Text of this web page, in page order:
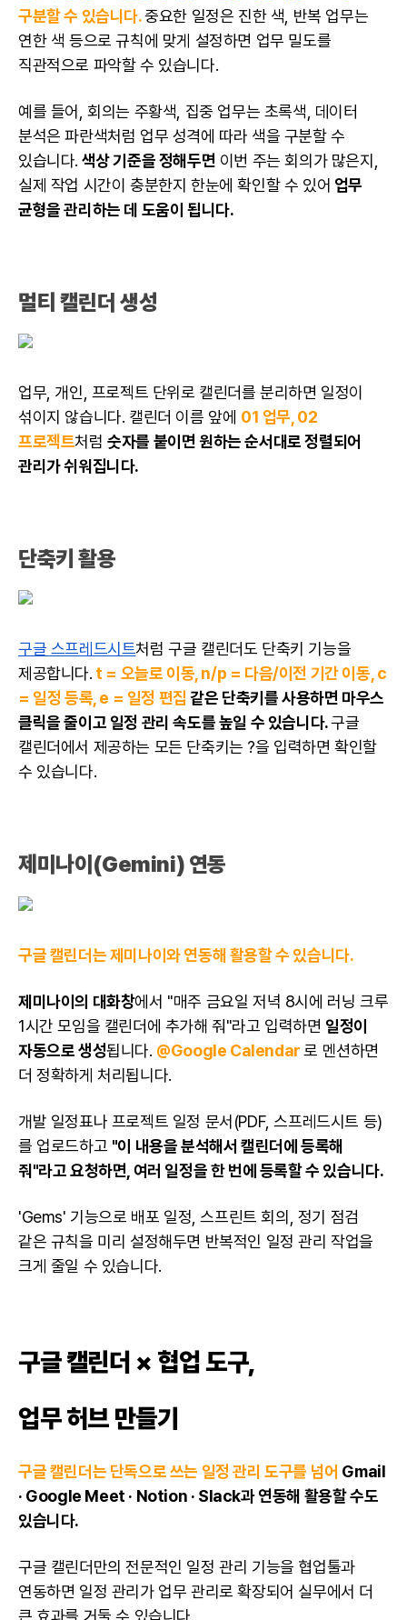
구분할 수 있습니다.중요한 일정은 진한 색, 반복 업무는
연한 색 등으로 규칙에 맞게 설정하면 업무 밀도를
직관적으로 파악할 수 있습니다.
예를 들어, 회의는 주황색, 집중 업무는 초록색, 데이터
분석은 파란색처럼 업무 성격에 따라 색을 구분할 수
있습니다. 색상 기준을 정해두면 이번 주는 회의가 많은지,
실제 작업 시간이 충분한지 한눈에 확인할 수 있어 업무
균형을 관리하는 데 도움이 됩니다.
멀티 캘린더 생성
업무, 개인, 프로젝트 단위로 캘린더를 분리하면 일정이
섞이지 않습니다. 캘린더 이름 앞에 01 업무, 02
프로젝트처럼숫자를 붙이면 원하는 순서대로 정렬되어
관리가 쉬워집니다.
단축키 활용
구글 스프레드시트처럼 구글 캘린더도 단축키 기능을
제공합니다. t = 오늘로 이동, n/p = 다음/이전 기간 이동, c
= 일정 등록, e = 일정 편집 같은 단축키를 사용하면 마우스
클릭을 줄이고 일정 관리 속도를 높일 수 있습니다.구글
캘린더에서 제공하는 모든 단축키는 ?을 입력하면 확인할
수 있습니다.
제미나이(Gemini) 연동
구글 캘린더는 제미나이와 연동해 활용할 수 있습니다.
제미나이의 대화창에서 "매주 금요일 저녁 8시에 러닝 크루
1시간 모임을 캘린더에 추가해 줘"라고 입력하면일정이
자동으로 생성됩니다. @Google Calendar로 멘션하면
더 정확하게 처리됩니다.
개발 일정표나 프로젝트 일정 문서(PDF,스프레드시트 등)
를 업로드하고 "이 내용을 분석해서 캘린더에 등록해
줘"라고 요청하면, 여러 일정을 한 번에 등록할 수 있습니다.
'Gems' 기능으로 배포 일정, 스프린트 회의, 정기 점검
같은 규칙을 미리 설정해두면 반복적인 일정 관리 작업을
크게 줄일 수 있습니다.
구글 캘린더 × 협업 도구,
업무 허브 만들기
구글 캘린더는 단독으로 쓰는 일정 관리 도구를 넘어 Gmail
· Google Meet · Notion · Slack과 연동해 활용할 수도
있습니다.
구글 캘린더만의 전문적인 일정 관리 기능을 협업툴과
연동하면 일정 관리가 업무 관리로 확장되어 실무에서 더
큰 효과를 거둘 수 있습니다.